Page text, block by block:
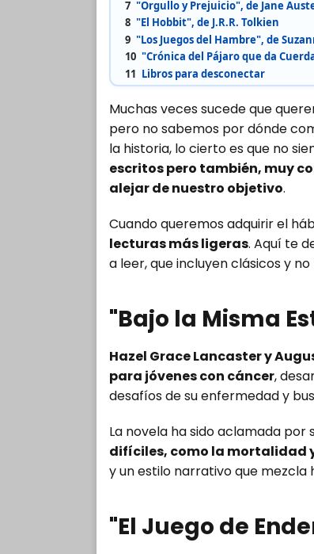
7 "Orgullo y Prejuicio", de Jane
8 "El Hobbit", de J.R.R. Tolkien
9 "Los Juegos del Hambre", de
10 "Crónica del Pájaro que da
11 Libros para desconectar
Muchas veces sucede que
pero no sabemos por dónde
la historia, lo cierto es que no
escritos pero también, muy
alejar de nuestro objetivo.
Cuando queremos adquirir el
lecturas más ligeras. Aquí te
a leer, que incluyen clásicos y
"Bajo la Misma
Hazel Grace Lancaster y
para jóvenes con cáncer,
desafíos de su enfermedad y
La novela ha sido aclamada por
difíciles, como la mortalidad
y un estilo narrativo que
"El Juego de